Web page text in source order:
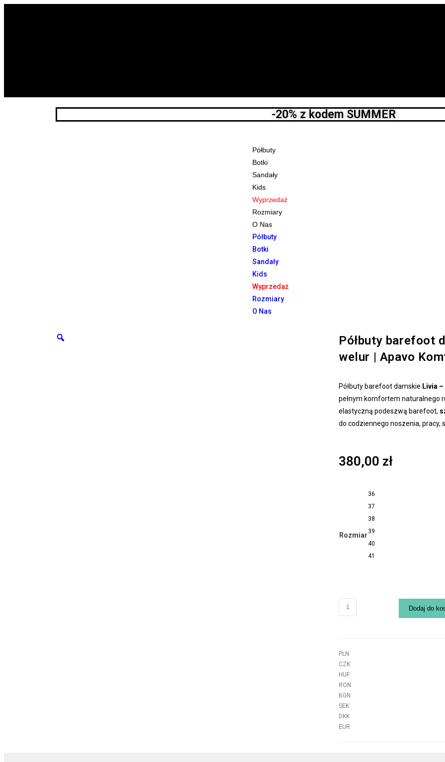
-20% z kodem SUMMER
Półbuty
Botki
Sandały
Kids
Wyprzedaż
Rozmiary
O Nas
Półbuty
Botki
Sandały
Kids
Wyprzedaż
Rozmiary
O Nas
Półbuty barefoot
welur | Apavo
Półbuty barefoot damskie Livia
pełnym komfortem naturalnego
elastyczną podeszwą barefoot,
do codziennego noszenia, pracy,
380,00 zł
Rozmiar
36
37
38
39
40
41
Dodaj do
PLN
CZK
HUF
RON
BGN
SEK
DKK
EUR